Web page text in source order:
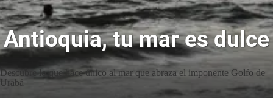
Descubre lo que hace único al mar que abraza el imponente Golfo de
Urabá
Antioquia, tu mar es dulce